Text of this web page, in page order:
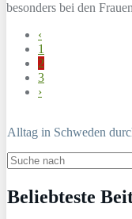
besonders bei den
‹
1
2
3
›
Alltag in Schweden
Beliebteste